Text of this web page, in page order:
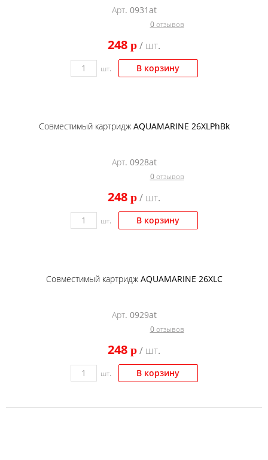
Арт. 0931at
0 отзывов
248 p/ шт.
шт. В корзину
Совместимый картридж AQUAMARINE 26XLPhBk
Арт. 0928at
0 отзывов
248 p/ шт.
шт. В корзину
Совместимый картридж AQUAMARINE 26XLC
Арт. 0929at
0 отзывов
248 p/ шт.
шт. В корзину